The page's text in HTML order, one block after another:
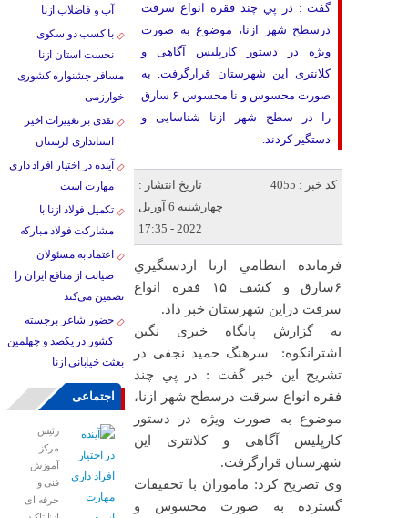
گفت : در پي چند فقره انواع سرقت
درسطح شهر ازنا، موضوع به صورت
ويژه در دستور كارپلیس آگاهی و
کلانتری این شهرستان قرارگرفت. به
صورت محسوس و نا محسوس ۶ سارق
را در سطح شهر ازنا شناسایی و
دستگیر کردند.
کد خبر : 4055
تاریخ انتشار :
چهارشنبه 6 آوریل
2022 - 17:35
فرمانده انتطامي ازنا ازدستگيري
۶سارق و کشف ۱۵ فقره انواع
سرقت دراین شهرستان خبر داد.
به گزارش پایگاه خبری نگین
اشترانکوه: سرهنگ حمید نجفی در
تشریح این خبر گفت : در پي چند
فقره انواع سرقت درسطح شهر ازنا،
موضوع به صورت ويژه در دستور
كارپلیس آگاهی و کلانتری این
شهرستان قرارگرفت.
وي تصريح كرد: ماموران با تحقيقات
گسترده به صورت محسوس و
آب و فاضلاب ازنا
با کسب دو سکوی
نخست استان ازنا
مسافر جشنواره کشوری
خوارزمی
نقدی بر تغییرات اخیر
استانداری لرستان
آینده در اختیار افراد داری
مهارت است
تکمیل فولاد ازنا با
مشارکت فولاد مبارکه
اعتماد به مسئولان
صیانت از منافع ایران را
تضمین می‌کند
حضور شاعر برجسته
کشور در یکصد و چهلمین
بعثت خیابانی ازنا
اجتماعی
رئیس
مرکز
آموزش
فنی و
حرفه ای